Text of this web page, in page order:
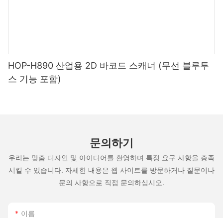
HOP-H890 산업용 2D 바코드 스캐너 (무선 블루투
스 기능 포함)
문의하기
우리는 맞춤 디자인 및 아이디어를 환영하며 특정 요구 사항을 충족
시킬 수 있습니다. 자세한 내용은 웹 사이트를 방문하거나 질문이나
문의 사항으로 직접 문의하십시오.
이름